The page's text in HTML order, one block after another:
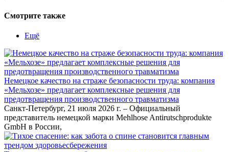
Смотрите также
Ещё
Немецкое качество на страже безопасности труда: компания
«Мельхозе» предлагает комплексные решения для
предотвращения производственного травматизма
Санкт-Петербург, 21 июля 2026 г. – Официальный
представитель немецкой марки Mehlhose Antirutschprodukte
GmbH в России,